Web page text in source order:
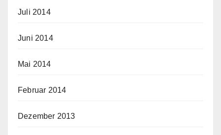
Juli 2014
Juni 2014
Mai 2014
Februar 2014
Dezember 2013